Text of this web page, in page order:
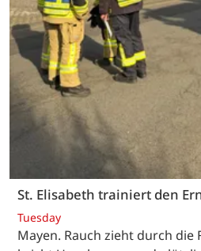
St. Elisabeth trainiert den
Tuesday
Mayen. Rauch zieht durch die